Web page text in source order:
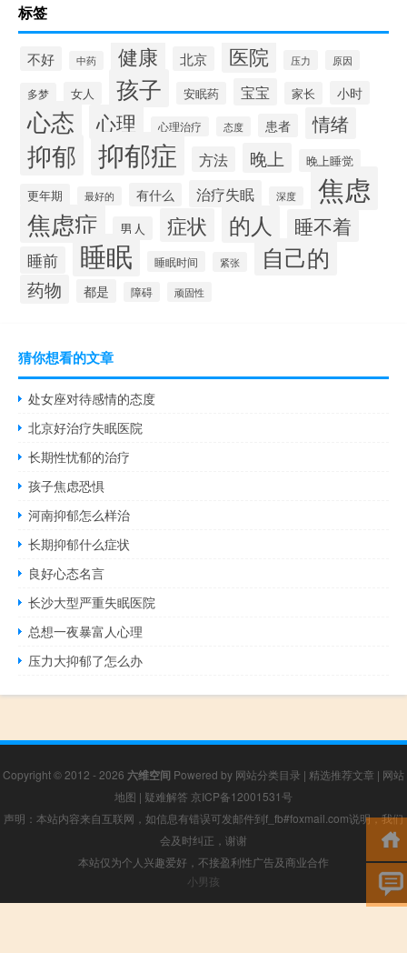
标签
不好 中药 健康 北京 医院 压力 原因
多梦 女人 孩子 安眠药 宝宝 家长 小时
心态 心理 心理治疗 态度 患者 情绪
抑郁 抑郁症 方法 晚上
晚上睡觉
更年期
最好的 有什么 治疗失眠 深度 焦虑
焦虑症 男人 症状 的人 睡不着
睡前 睡眠 睡眠时间 紧张 自己的
药物 都是 障碍 顽固性
猜你想看的文章
处女座对待感情的态度
北京好治疗失眠医院
长期性忧郁的治疗
孩子焦虑恐惧
河南抑郁怎么样治
长期抑郁什么症状
良好心态名言
长沙大型严重失眠医院
总想一夜暴富人心理
压力大抑郁了怎么办
Copyright © 2012 - 2026 六维空间 Powered by 网站分类目录 | 精选推荐文章 | 网站
地图 | 疑难解答 京ICP备12001531号
声明：本站内容来自互联网，如信息有错误可发邮件到f_fb#foxmail.com说明，我们
会及时纠正，谢谢
本站仅为个人兴趣爱好，不接盈利性广告及商业合作
小男孩